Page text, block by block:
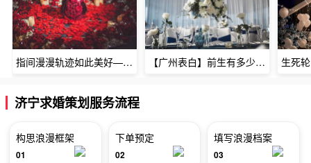
指间漫漫轨迹如此美好——深圳烈焰玫瑰生日惊喜 【广州表白】前生有多少未尽的缘7张
济宁求婚策划服务流程
构思浪漫框架
01
下单预定
02
填写浪漫档案
03